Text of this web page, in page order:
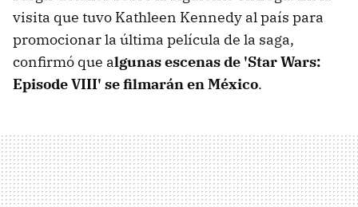
visita que tuvo Kathleen Kennedy al país para
promocionar la última película de la saga,
confirmó que algunas escenas de 'Star Wars:
Episode VIII' se filmarán en México.